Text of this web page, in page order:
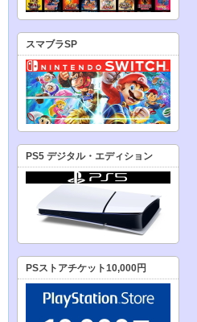
スマブラSP
PS5 デジタル・エディション
PSストアチケット10,000円